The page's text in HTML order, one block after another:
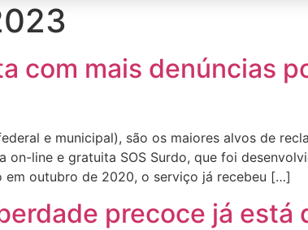
com mais denúncias
e municipal), são os maiores alvos de
line e gratuita SOS Surdo, que foi
em outubro de 2020, o serviço já recebeu […]
precoce já está